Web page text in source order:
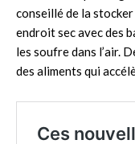
conseillé de la
endroit sec avec des
les soufre dans l’air.
des aliments qui